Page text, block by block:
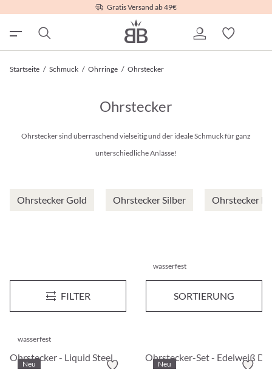
Gratis Versand ab 49€
Startseite / Schmuck / Ohrringe / Ohrstecker
Ohrstecker
Ohrstecker sind überraschend vielseitig und der ideale Schmuck für ganz
unterschiedliche Anlässe!
Ohrstecker Gold Ohrstecker Silber Ohrstecker
FILTER SORTIERUNG
Ohrstecker - Earth Mosaic
wasserfest
Ohrstecker - Zirconia
17,95 €*
Neu
wasserfest
Ohrstecker - Liquid Steel
Neu
Ohrstecker-Set - Edelweiß